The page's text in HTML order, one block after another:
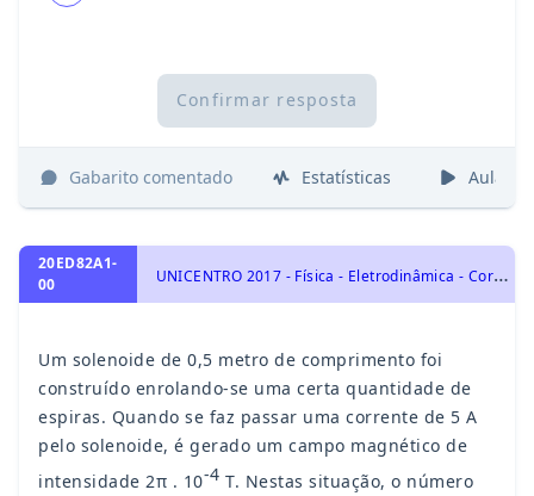
Confirmar resposta
Gabarito comentado Estatísticas Aulas
20ED82A1-
00
U
NICENTRO 2017 - Física - Eletrodinâmica - Corrente Elétrica, Campo e Força Magnética, Magnetismo, Eletricidade
Um solenoide de 0,5 metro de comprimento foi
construído enrolando-se uma certa quantidade de
espiras. Quando se faz passar uma corrente de 5 A
pelo solenoide, é gerado um campo magnético de
intensidade 2π . 10-4 T. Nestas situação, o número